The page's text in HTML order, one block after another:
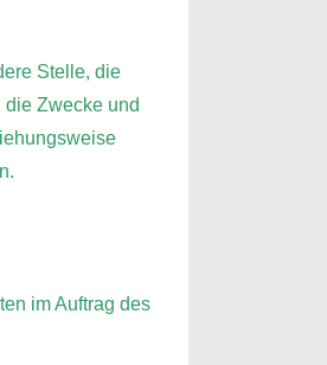
Stelle, die
Zwecke und
im Auftrag des